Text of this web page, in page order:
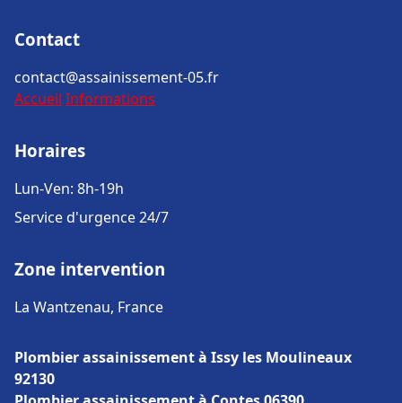
Contact
contact@assainissement-05.fr
Accueil Informations
Horaires
Lun-Ven: 8h-19h
Service d'urgence 24/7
Zone intervention
La Wantzenau, France
Plombier assainissement à Issy les Moulineaux
92130